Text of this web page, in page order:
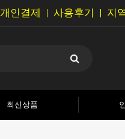
개인결제 사용후기 지
최신상품